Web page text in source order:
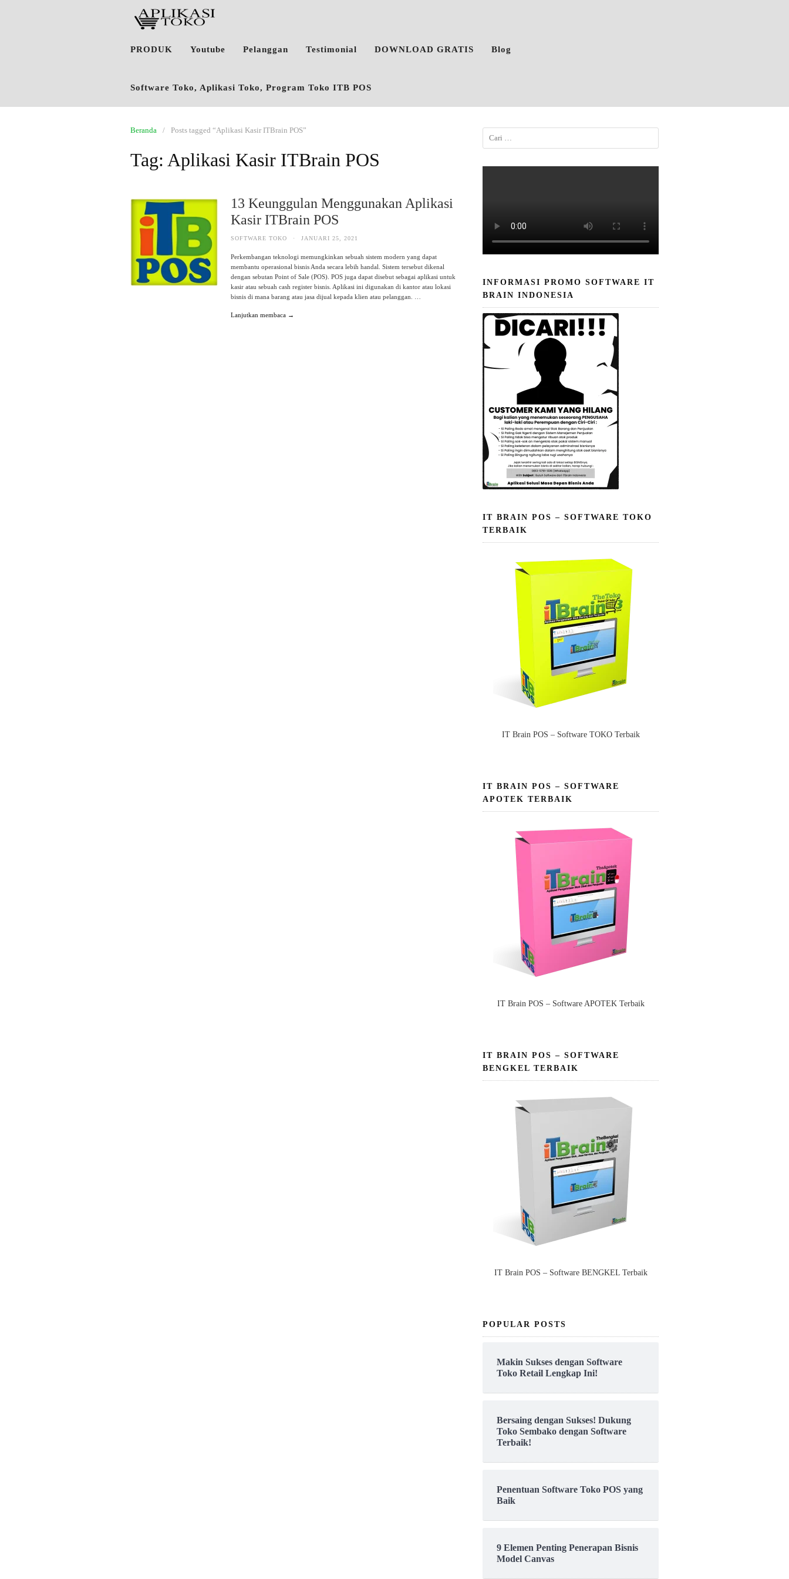
PRODUK Youtube Pelanggan Testimonial DOWNLOAD GRATIS Blog
Software Toko, Aplikasi Toko, Program Toko ITB POS
Beranda Posts tagged “Aplikasi Kasir ITBrain POS”
Tag: Aplikasi Kasir ITBrain POS
13 Keunggulan Menggunakan Aplikasi
Kasir ITBrain POS
SOFTWARE TOKO · JANUARI 25, 2021
Perkembangan teknologi memungkinkan sebuah sistem modern yang dapat
membantu operasional bisnis Anda secara lebih handal. Sistem tersebut dikenal
dengan sebutan Point of Sale (POS). POS juga dapat disebut sebagai aplikasi untuk
kasir atau sebuah cash register bisnis. Aplikasi ini digunakan di kantor atau lokasi
bisnis di mana barang atau jasa dijual kepada klien atau pelanggan. …
Lanjutkan membaca →
INFORMASI PROMO SOFTWARE IT
BRAIN INDONESIA
IT BRAIN POS – SOFTWARE TOKO
TERBAIK
IT Brain POS – Software TOKO Terbaik
IT BRAIN POS – SOFTWARE
APOTEK TERBAIK
IT Brain POS – Software APOTEK Terbaik
IT BRAIN POS – SOFTWARE
BENGKEL TERBAIK
IT Brain POS – Software BENGKEL Terbaik
POPULAR POSTS
Makin Sukses dengan Software
Toko Retail Lengkap Ini!
Bersaing dengan Sukses! Dukung
Toko Sembako dengan Software
Terbaik!
Penentuan Software Toko POS yang
Baik
9 Elemen Penting Penerapan Bisnis
Model Canvas